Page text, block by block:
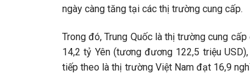
ngày càng tăng tại các thị trường cung cấp.
Trong đó, Trung Quốc là thị trường cung
14,2 tỷ Yên (tương đương 122,5 triệu
tiếp theo là thị trường Việt Nam đạt 16,9